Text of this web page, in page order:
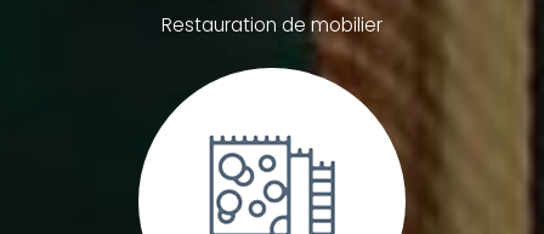
Restauration de mobilier